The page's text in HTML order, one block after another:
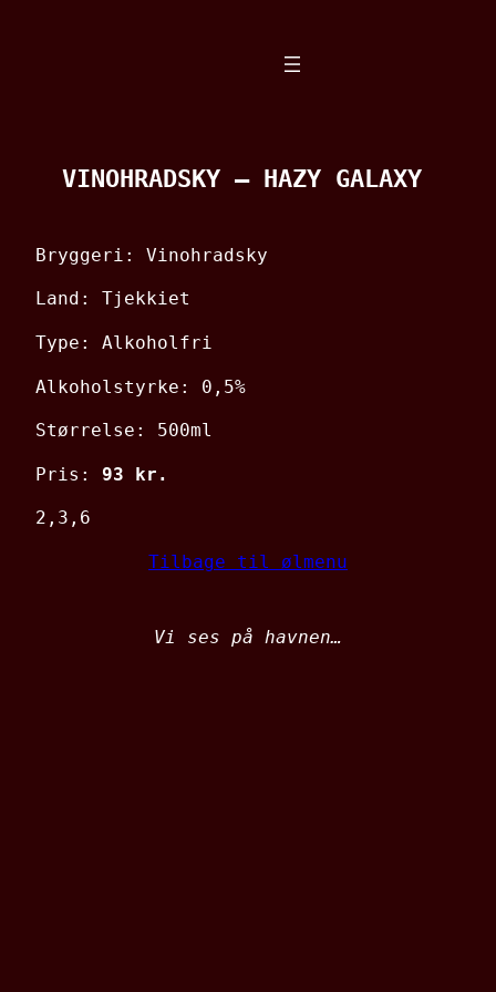
VINOHRADSKY – HAZY GALAXY
Bryggeri: Vinohradsky
Land: Tjekkiet
Type: Alkoholfri
Alkoholstyrke: 0,5%
Størrelse: 500ml
Pris: 93 kr.
2,3,6
Tilbage til ølmenu
Vi ses på havnen…